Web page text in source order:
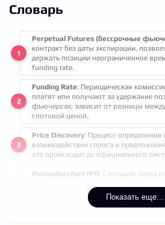
Словарь
Perpetual Futures (бессрочные
контракт без даты экспирации,
держать позиции неограниченное
funding rate.
Funding Rate: Периодическая
платят или получают за удержание
фьючерсах; зависит от разницы
спотовой ценой.
Price Discovery: Процесс определения
взаимодействие спроса и
это происходит до официального
Oversubscribed IPO: Ситуация, когда
для SpaceX спрос в несколько раз
Показать еще...